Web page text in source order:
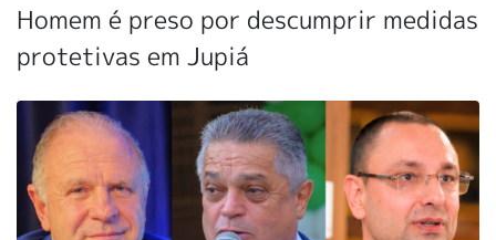
Homem é preso por descumprir medidas
protetivas em Jupiá